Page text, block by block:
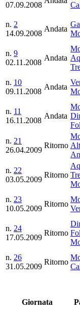
07.09.2008
n. 2
14.09.2008
Andata
n. 9
02.11.2008
Andata
n. 10
09.11.2008
Andata
n. 11
16.11.2008
Andata
n. 21
26.04.2009
Ritorno
n. 22
03.05.2009
Ritorno
n. 23
10.05.2009
Ritorno
n. 24
17.05.2009
Ritorno
n. 26
31.05.2009
Ritorno
Giornata